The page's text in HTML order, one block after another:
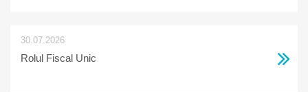
30.07.2026
Rolul Fiscal Unic